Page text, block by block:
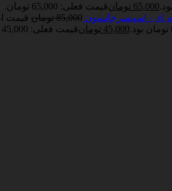
65,000 تومانقیمت فعلی: 65,000 تومان.
ای - اسپنسرجانسون 85,000 تومان قیمت اصلی:
45,000 تومانقیمت فعلی: 45,000 تومان.